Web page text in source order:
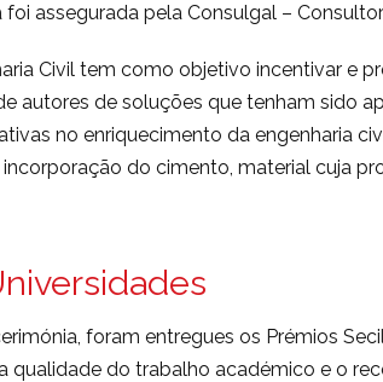
assegurada pela Consulgal –
Civil tem como objetivo incentivar e
autores de soluções que tenham sido
no enriquecimento da engenharia
do cimento, material cuja
foram entregues os Prémios
qualidade do trabalho académico e o